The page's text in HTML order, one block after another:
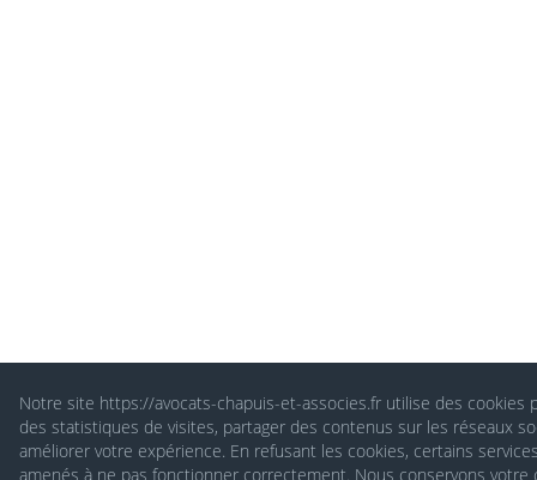
Notre site https://avocats-chapuis-et-associes.fr utilise des cookies
des statistiques de visites, partager des contenus sur les réseaux
améliorer votre expérience. En refusant les cookies, certains
amenés à ne pas fonctionner correctement. Nous conservons votre